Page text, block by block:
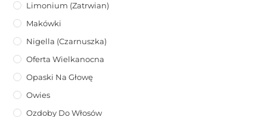
Limonium (zatrwian)
Makówki
Nigella (Czarnuszka)
Oferta Wielkanocna
Opaski Na Głowę
Owies
Ozdoby Do Włosów